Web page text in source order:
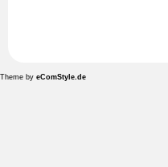
Theme by eComStyle.de